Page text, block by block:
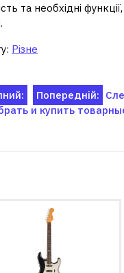
та необхідні
Різне
Попередній:
и купить